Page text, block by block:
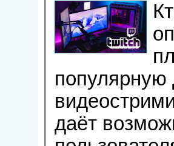
популярную
даёт